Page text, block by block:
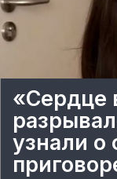
«Сердце
узнали о